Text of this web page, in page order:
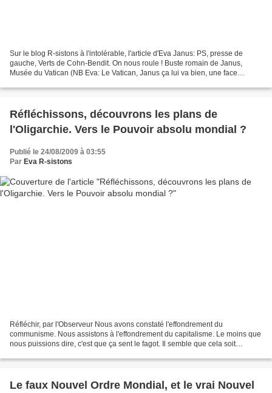
Sur le blog R-sistons à l'intolérable, l'article d'Eva Janus: PS, presse de
gauche, Verts de Cohn-Bendit. On nous roule ! Buste romain de Janus,
Musée du Vatican (NB Eva: Le Vatican, Janus ça lui va bien, une face
Réfléchissons, découvrons les plans de
l'Oligarchie. Vers le Pouvoir absolu mondial ?
Publié le 24/08/2009 à 03:55
Par Eva R-sistons
Réfléchir, par l'Observeur Nous avons constaté l'effondrement du
communisme. Nous assistons à l'effondrement du capitalisme. Le moins que
nous puissions dire, c'est que ça sent le fagot. Il semble que cela soit
Le faux Nouvel Ordre Mondial, et le vrai Nouvel